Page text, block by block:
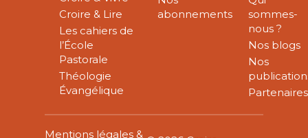
Croire & Lire
Les cahiers de
l’École
Pastorale
Théologie
Évangélique
abonnements
sommes-
nous ?
Nos blogs
Nos
Partenaires
Mentions légales &